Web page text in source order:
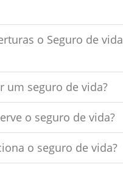
o Seguro de vida
um seguro de vida?
o seguro de vida?
o seguro de vida?